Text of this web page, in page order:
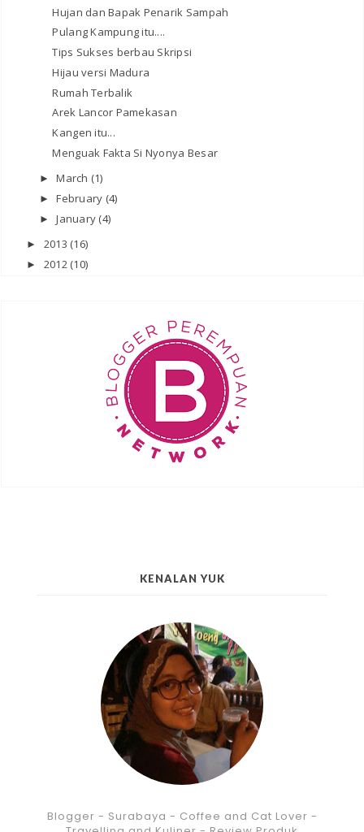
Hujan dan Bapak Penarik Sampah
Pulang Kampung itu....
Tips Sukses berbau Skripsi
Hijau versi Madura
Rumah Terbalik
Arek Lancor Pamekasan
Kangen itu...
Menguak Fakta Si Nyonya Besar
►March (1)
►February (4)
►January (4)
► 2013 (16)
► 2012 (10)
KENALAN YUK
Blogger - Surabaya - Coffee and Cat Lover -